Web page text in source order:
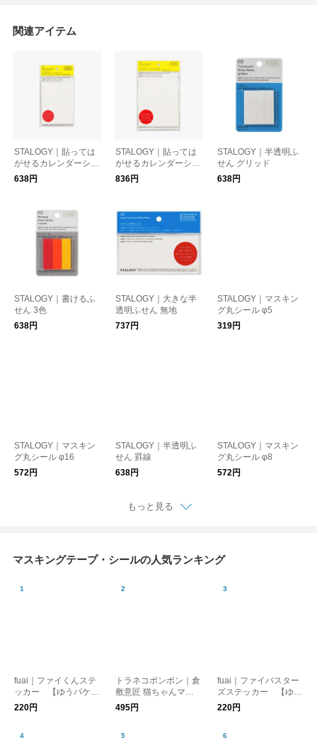
関連アイテム
STALOGY｜貼っては
がせるカレンダーシー
ル S 週間カレンダー
638円
STALOGY｜貼っては
がせるカレンダーシー
ル M 週間カレンダー
836円
STALOGY｜半透明ふ
せん グリッド
638円
STALOGY｜書けるふ
せん 3色
638円
STALOGY｜大きな半
透明ふせん 無地
737円
STALOGY｜マスキン
グ丸シール φ5
319円
STALOGY｜マスキン
グ丸シール φ16
572円
STALOGY｜半透明ふ
せん 罫線
638円
STALOGY｜マスキン
グ丸シール φ8
572円
もっと見る
マスキングテープ・シールの人気ランキング
fuai｜ファイくんステ
ッカー 【ゆうパケッ
ト対応】
220円
トラネコボンボン｜倉
敷意匠 猫ちゃんマス
キングテープ 2種類
【文房具・マステ】
日】
495円
fuai｜ファイバスター
ズステッカー 【ゆう
パケット対応】
220円